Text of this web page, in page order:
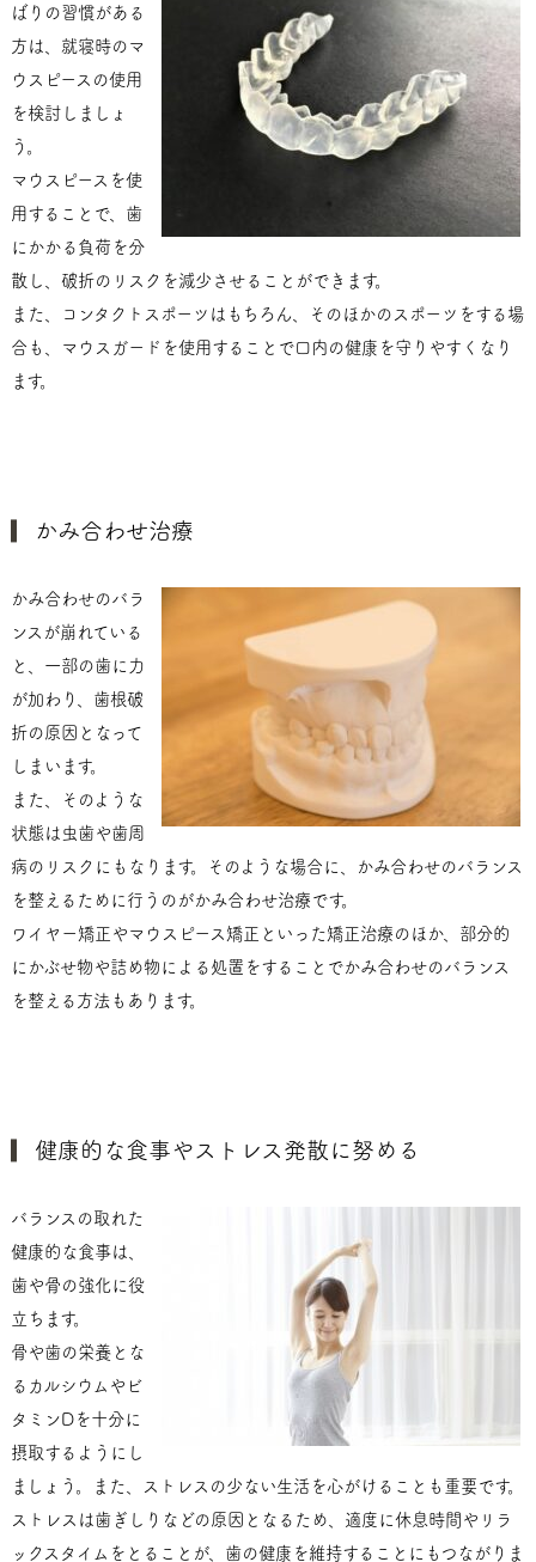
ばりの習慣がある
方は、就寝時のマ
ウスピースの使用
を検討しましょ
う。
マウスピースを使
用することで、歯
にかかる負荷を分
散し、破折のリスクを減少させることができます。
また、コンタクトスポーツはもちろん、そのほかのスポーツをする場
合も、マウスガードを使用することで口内の健康を守りやすくなり
ます。
かみ合わせ治療
かみ合わせのバラ
ンスが崩れている
と、一部の歯に力
が加わり、歯根破
折の原因となって
しまいます。
また、そのような
状態は虫歯や歯周
病のリスクにもなります。そのような場合に、かみ合わせのバランス
を整えるために行うのがかみ合わせ治療です。
ワイヤー矯正やマウスピース矯正といった矯正治療のほか、部分的
にかぶせ物や詰め物による処置をすることでかみ合わせのバランス
を整える方法もあります。
健康的な食事やストレス発散に努める
バランスの取れた
健康的な食事は、
歯や骨の強化に役
立ちます。
骨や歯の栄養とな
るカルシウムやビ
タミンDを十分に
摂取するようにし
ましょう。また、ストレスの少ない生活を心がけることも重要です。
ストレスは歯ぎしりなどの原因となるため、適度に休息時間やリラ
ックスタイムをとることが、歯の健康を維持することにもつながりま